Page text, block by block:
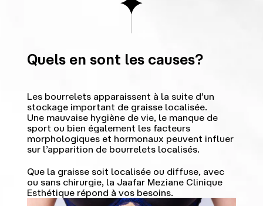
Quels en sont les causes?
Les bourrelets apparaissent à la suite d’un
stockage important de graisse localisée.
Une mauvaise hygiène de vie, le manque de
sport ou bien également les facteurs
morphologiques et hormonaux peuvent influer
sur l’apparition de bourrelets localisés.
Que la graisse soit localisée ou diffuse, avec
ou sans chirurgie, la Jaafar Meziane Clinique
Esthétique répond à vos besoins.